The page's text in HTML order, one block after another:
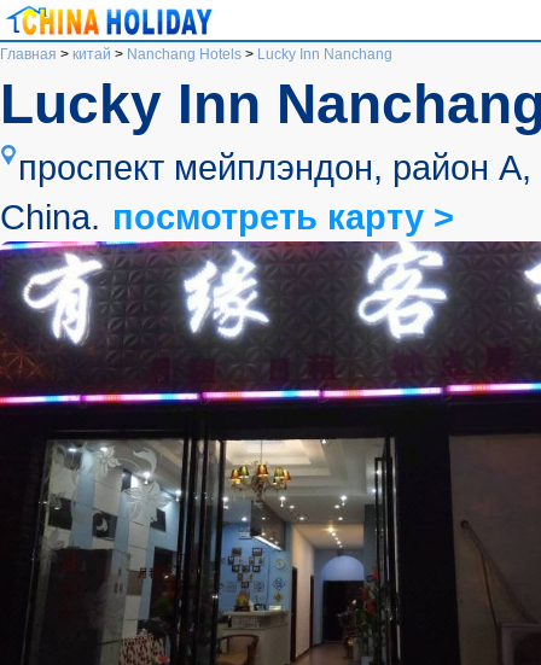
Главная > китай > Nanchang Hotels > Lucky Inn Nanchang
Lucky Inn
проспект мейплэндон, район
China. посмотреть карту >